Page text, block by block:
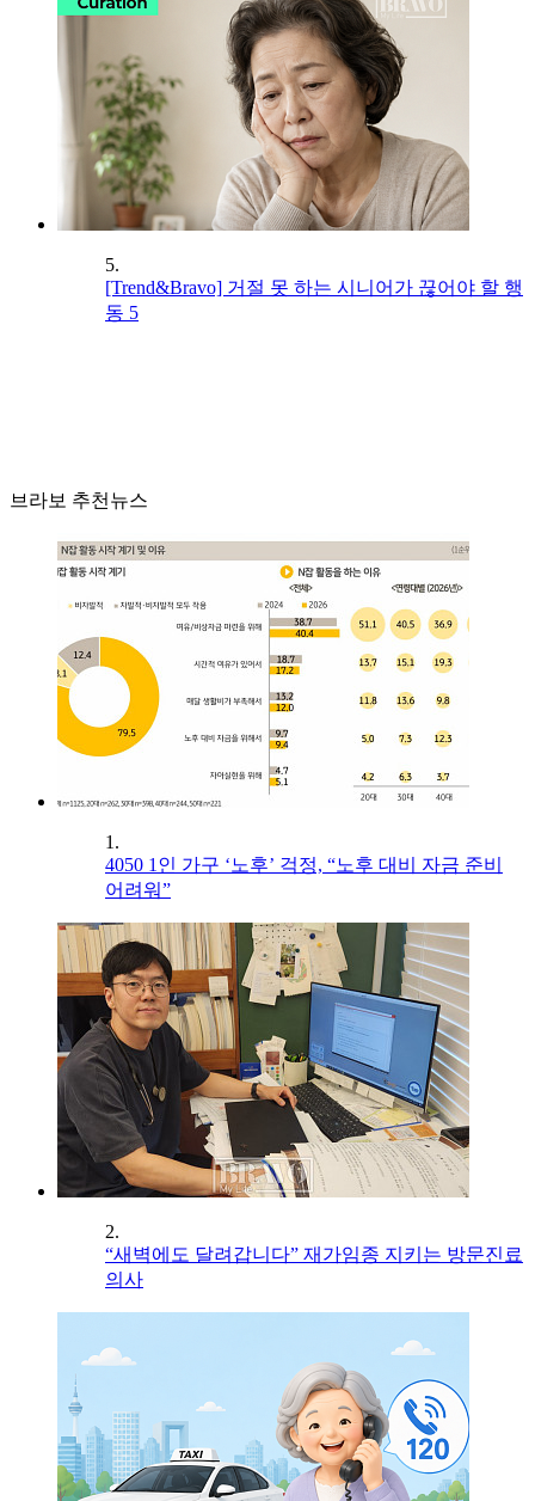
5.
[Trend&Bravo] 거절 못 하는 시니어가 끊어야 할 행
동 5
브라보 추천뉴스
1.
4050 1인 가구 ‘노후’ 걱정, “노후 대비 자금 준비
어려워”
2.
“새벽에도 달려갑니다” 재가임종 지키는 방문진료
의사